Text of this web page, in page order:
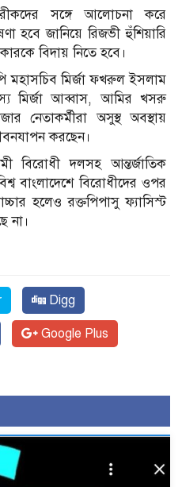
সঙ্গে আলোচনা করে
হবে জানিয়ে রিজভী হুঁশিয়ারি
বিদায় নিতে হবে।
মহাসচিব মির্জা ফখরুল ইসলাম
মির্জা আব্বাস, আমির খসরু
নেতাকর্মীরা অসুস্থ অবস্থায়
করছেন।
বিরোধী দলসহ আন্তর্জাতিক
বাংলাদেশে বিরোধীদের ওপর
হলেও রক্তপিপাসু ফ্যাসিস্ট
না।
Digg
Google Plus